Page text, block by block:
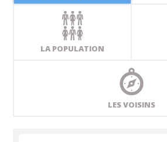
LA POPULATION
LES VOISINS